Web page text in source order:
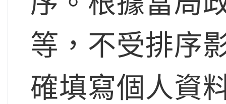
等，不受排序
確填寫個人資